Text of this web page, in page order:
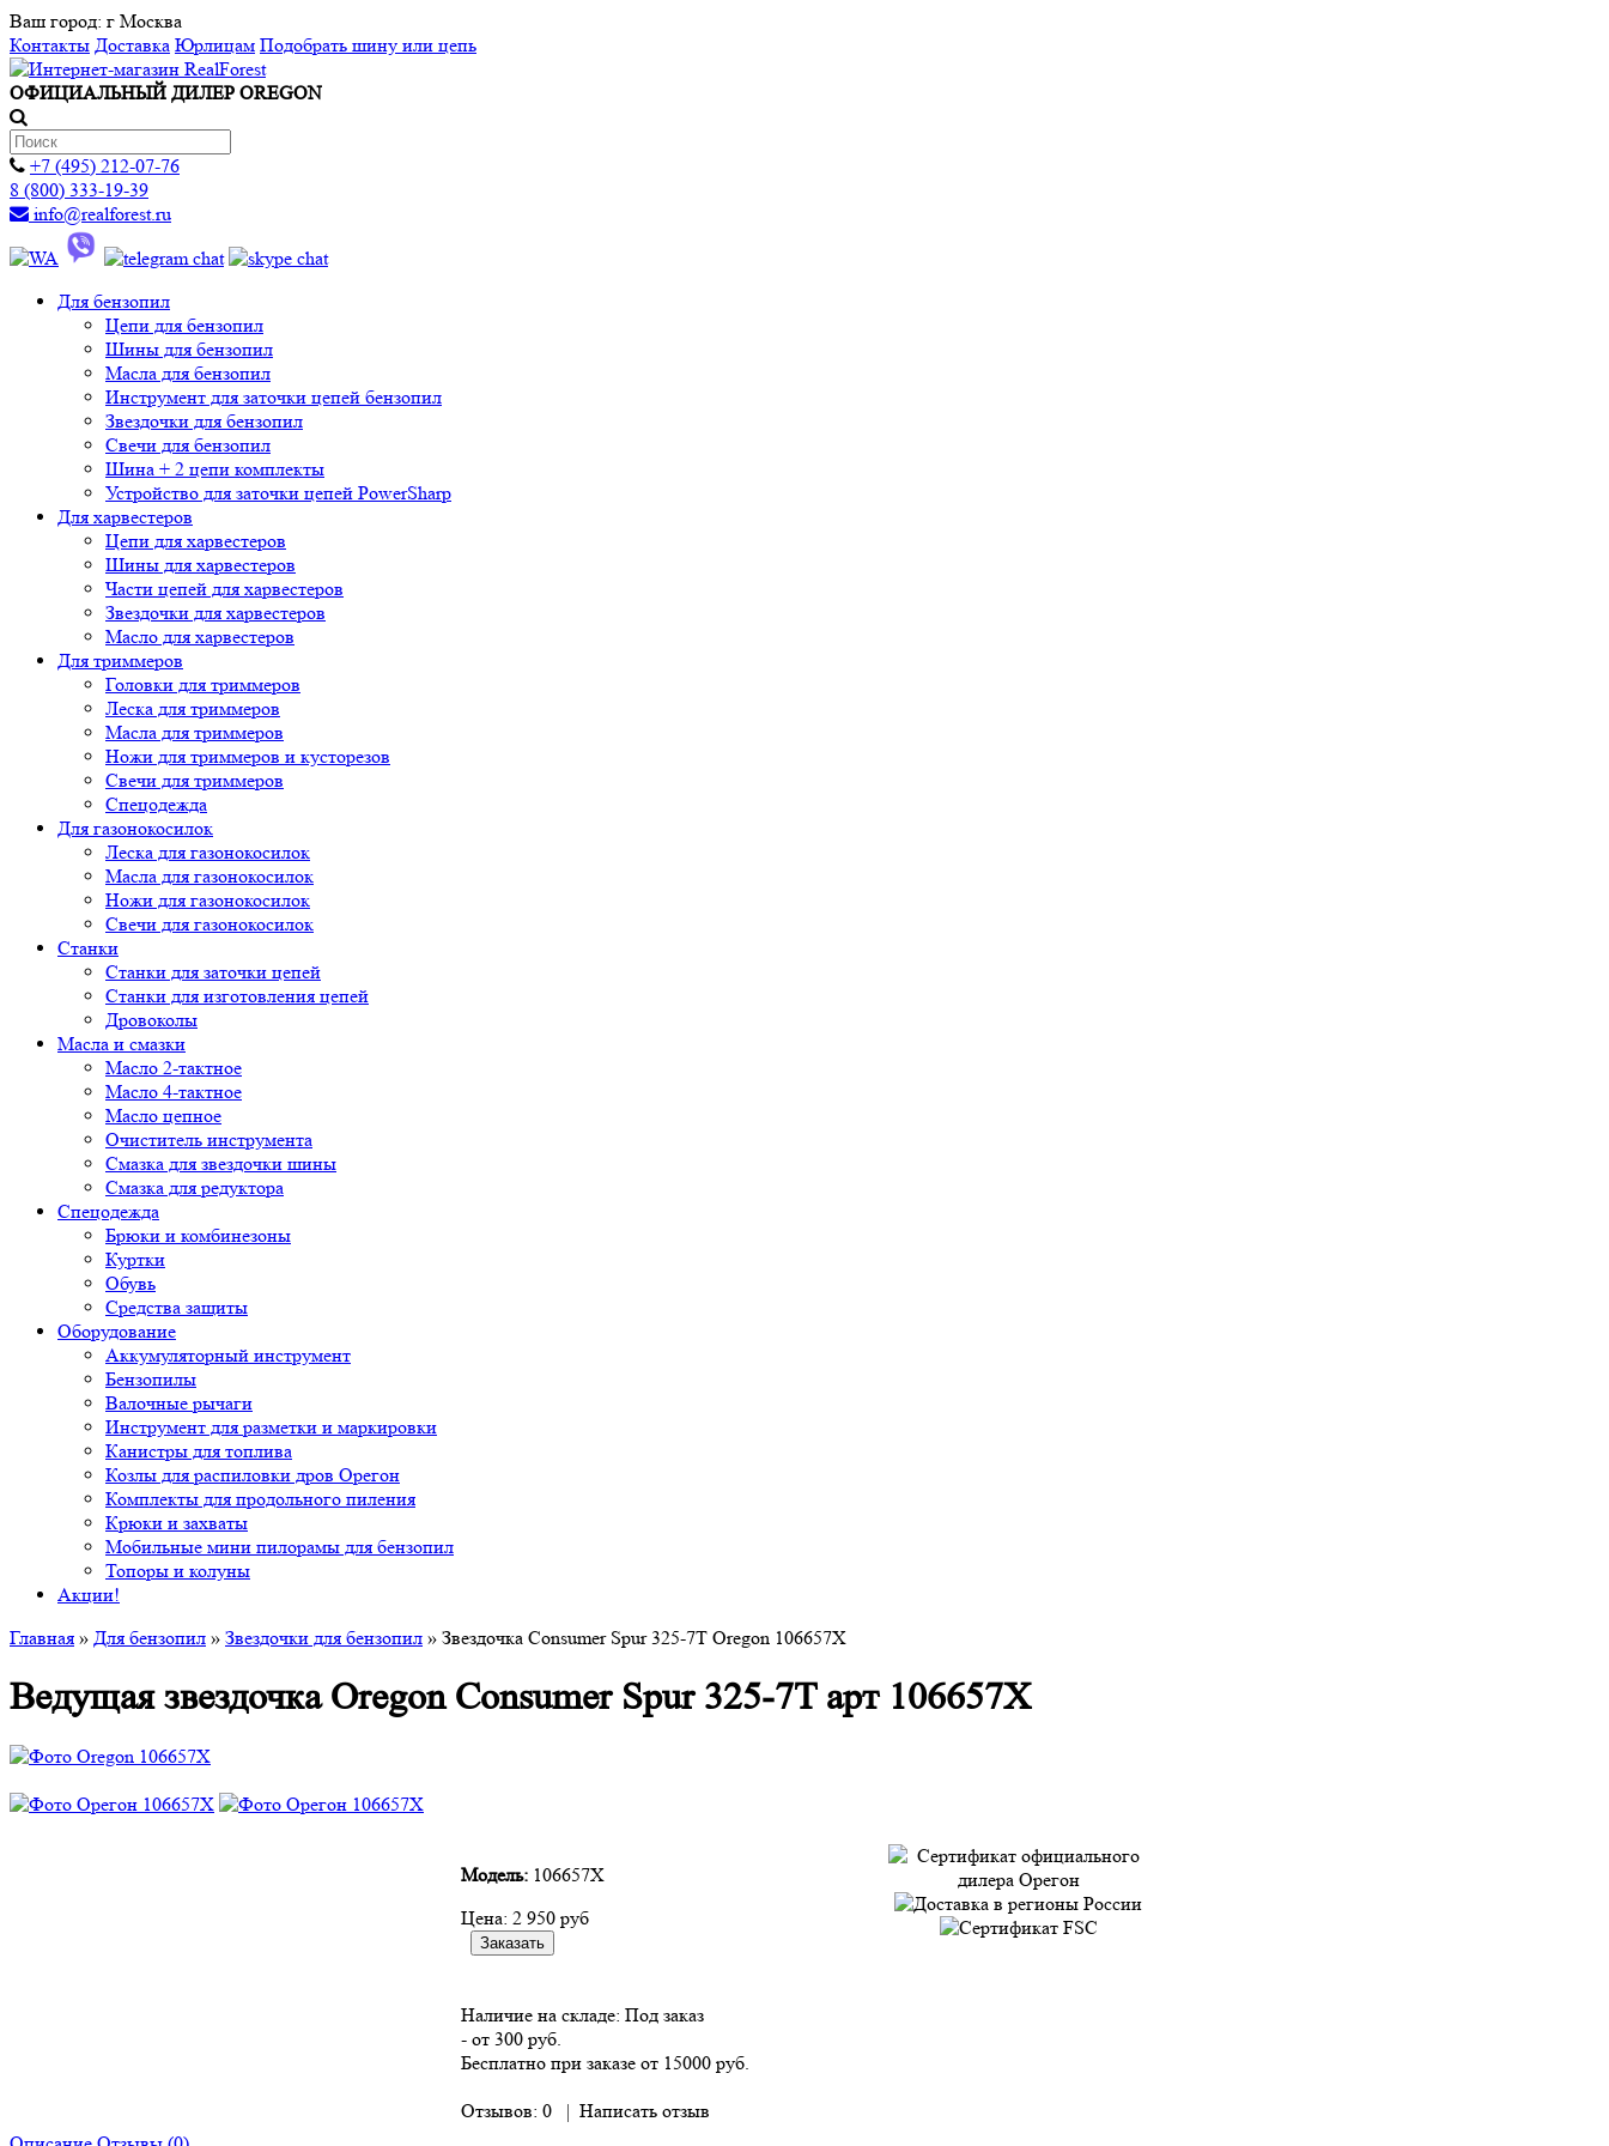
Ваш город: г Москва
Контакты Доставка Юрлицам Подобрать шину или цепь
ОФИЦИАЛЬНЫЙ ДИЛЕР OREGON
+7 (495) 212-07-76
8 (800) 333-19-39
info@realforest.ru
Для бензопил
Цепи для бензопил
Шины для бензопил
Масла для бензопил
Инструмент для заточки цепей бензопил
Звездочки для бензопил
Свечи для бензопил
Шина + 2 цепи комплекты
Устройство для заточки цепей PowerSharp
Для харвестеров
Цепи для харвестеров
Шины для харвестеров
Части цепей для харвестеров
Звездочки для харвестеров
Масло для харвестеров
Для триммеров
Головки для триммеров
Леска для триммеров
Масла для триммеров
Ножи для триммеров и кусторезов
Свечи для триммеров
Спецодежда
Для газонокосилок
Леска для газонокосилок
Масла для газонокосилок
Ножи для газонокосилок
Свечи для газонокосилок
Станки
Cтанки для заточки цепей
Станки для изготовления цепей
Дровоколы
Масла и смазки
Масло 2-тактное
Масло 4-тактное
Масло цепное
Очиститель инструмента
Смазка для звездочки шины
Смазка для редуктора
Спецодежда
Брюки и комбинезоны
Куртки
Обувь
Средства защиты
Оборудование
Аккумуляторный инструмент
Бензопилы
Валочные рычаги
Инструмент для разметки и маркировки
Канистры для топлива
Козлы для распиловки дров Орегон
Комплекты для продольного пиления
Крюки и захваты
Мобильные мини пилорамы для бензопил
Топоры и колуны
Акции!
Главная » Для бензопил » Звездочки для бензопил » Звездочка Consumer Spur 325-7T Oregon 106657X
Ведущая звездочка Oregon Consumer Spur 325-7T арт 106657X
Модель: 106657X
Цена: 2 950 руб
Наличие на складе: Под заказ
- от 300 руб.
Бесплатно при заказе от 15000 руб.
Отзывов: 0 | Написать отзыв